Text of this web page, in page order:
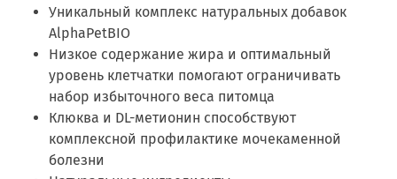
Уникальный комплекс натуральных добавок
AlphaPetBIO
Низкое содержание жира и оптимальный
уровень клетчатки помогают ограничивать
набор избыточного веса питомца
Клюква и DL-метионин способствуют
комплексной профилактике мочекаменной
болезни